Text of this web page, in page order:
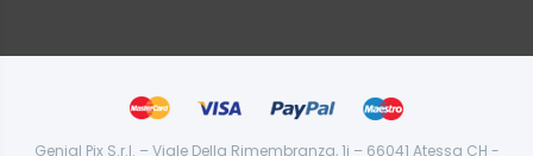
Genial Pix S.r.l. – Viale Della Rimembranza, 1i – 66041 Atessa CH -